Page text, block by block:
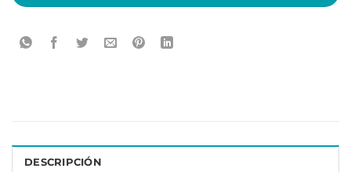
DESCRIPCIÓN